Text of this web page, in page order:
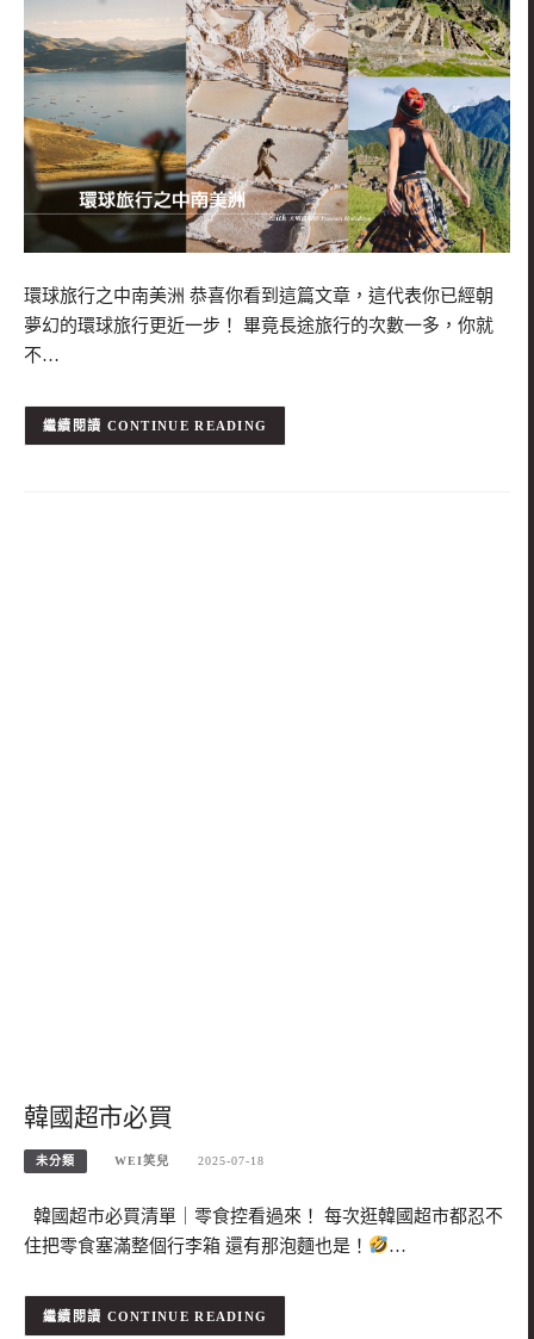
環球旅行之中南美洲 恭喜你看到這篇文章，這代表你已經朝
夢幻的環球旅行更近一步！ 畢竟長途旅行的次數一多，你就
不…
CONTINUE READING
韓國超市必買
未分類 WEI笑兒 2025-07-18
韓國超市必買清單｜零食控看過來！ 每次逛韓國超市都忍不
住把零食塞滿整個行李箱 還有那泡麵也是！
…
CONTINUE READING